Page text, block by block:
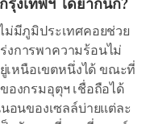
งเทพฯ ได้ยากนัก?
ม่มีภูมิประเทศคอยช่วย
งการพาความร้อนไม่
เหนือเขตหนึ่งได้ ขณะที่
งกรมอุตุฯ เชื่อถือได้
อนของเซลล์บ่ายแต่ละ